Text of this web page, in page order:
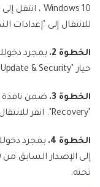
للانتقال إلى "إعدادات
الخطوة 2.
بمجرد
خيار "Update & Security".
الخطوة 3.
ضمن نافذة
الخطوة 4.
بمجرد
تحته.